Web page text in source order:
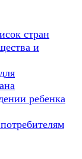
стран
и
ребенка